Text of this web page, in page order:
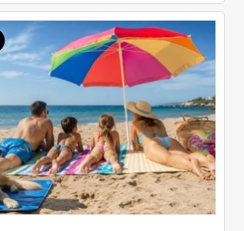
dla dzieci, koszulki z bajkowymi
z jednej gazetki, bez biegania po